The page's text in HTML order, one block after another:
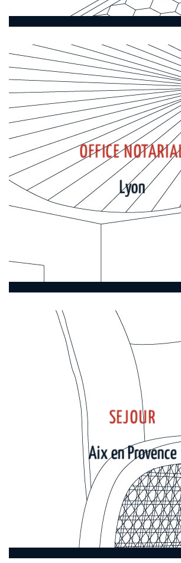
OFFICE
Lyon
SEJOUR
Aix en Provence